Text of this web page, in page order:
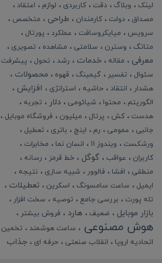
لینک
وبلاگ دقت کاربردی لوازم
اعتقاد
مصداق
دولت کارمندان طراحی
متخصص
سرویس
میایکروسافت عملکرد
پورتال
متاتگ
وسترن سلامتی مشاهده تصویری
معرفی مقاله خدمات رشد تحول
پیشرفت
سئوال
تفسیر گیمینگ قهوه محصولات
هشدار انتقاد حاشیه استراتژی افزایش
الگوریتم محتوا شیائومی دلار
تجربه
هدست
کش پرتال میلیون
فروشگاه موبایل
جانبی
عمومی رم اینچ باتری
تعطیل
ورشکست
ویندوز 11 انسان نما
مخابرات
کاربران
عواقب گوگل خط قرمز
رسانه
منطقی
افشا فالوور شبیه سازی
نتیجه
ایمیل
ساعت سامسونگ اسکرین تعطیلات
تله پورت بررسی جامع توصیه سخت افزار
بازار موبایل ضعیف هارد فروش بیشتر
هوش مصنوعی ساعت هوشمند
تخمین
اتحادیه اروپا
انقلاب صنعتی حرفه ای جذاب